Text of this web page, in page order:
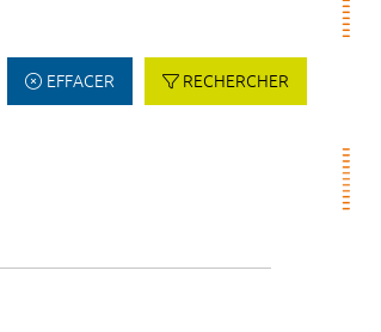
EFFACER RECHERCHER